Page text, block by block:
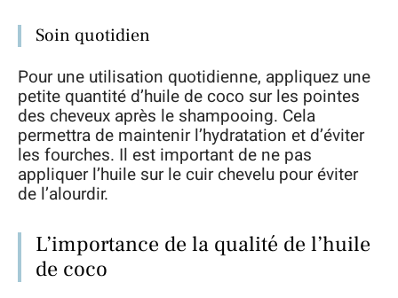
Soin quotidien
Pour une utilisation quotidienne, appliquez une
petite quantité d’huile de coco sur les pointes
des cheveux après le shampooing. Cela
permettra de maintenir l’hydratation et d’éviter
les fourches. Il est important de ne pas
appliquer l’huile sur le cuir chevelu pour éviter
de l’alourdir.
L’importance de la qualité de l’huile
de coco